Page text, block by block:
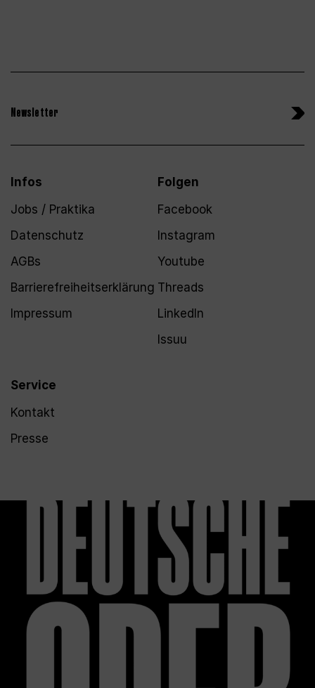
Newsletter
Infos
Jobs / Praktika
Datenschutz
AGBs
Barrierefreiheitserklärung
Impressum
Service
Kontakt
Presse
Folgen
Facebook
Instagram
Youtube
Threads
LinkedIn
Issuu